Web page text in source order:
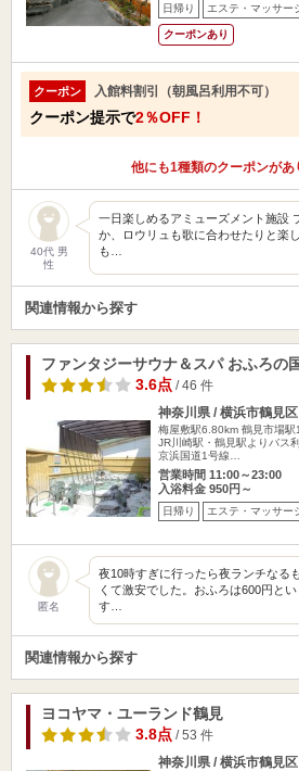
日帰り エステ・マッサー
クーポンあり
クーポン 入館料割引（朝風呂利用不可）
クーポン提示で2％OFF！
他にも1種類のクーポンがあ
40代 男
性
一日楽しめるアミューズメント施設
か、ロウリュも歌に合わせたりと楽
も…
関連情報から探す
ファンタジーサウナ＆スパ おふろの
3.6点/ 46 件
神奈川県 / 横浜市鶴見区
梅屋敷駅6.80km 鶴見市場駅
JR川崎駅・鶴見駅よりバス
京浜国道1号線…
営業時間 11:00～23:00
入浴料金 950円～
日帰り エステ・マッサー
匿名
夜10時すぎに行ったら夜ランチなる
くて激安でした。おふろは600円と
す…
関連情報から探す
ヨコヤマ・ユーランド鶴見
3.8点/ 53 件
神奈川県 / 横浜市鶴見区